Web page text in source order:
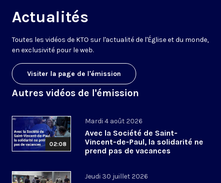
Actualités
Toutes les vidéos de KTO sur l'actualité de l'Église et du monde,
en exclusivité pour le web.
Visiter la page de l'émission
Autres vidéos de l'émission
02:08
Mardi 4 août 2026
Avec la Société de Saint-
Vincent-de-Paul, la solidarité ne
prend pas de vacances
Jeudi 30 juillet 2026